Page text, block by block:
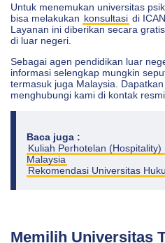
Untuk menemukan universitas
bisa melakukan konsultasi di
Layanan ini diberikan secara
di luar negeri.
Sebagai agen pendidikan luar
informasi selengkap mungkin
termasuk juga Malaysia.
menghubungi kami di kontak
Baca juga :
Kuliah Perhotelan
Malaysia
Rekomendasi Universitas
Memilih Universitas